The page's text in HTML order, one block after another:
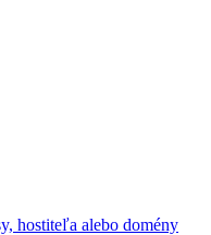
hostiteľa alebo domény